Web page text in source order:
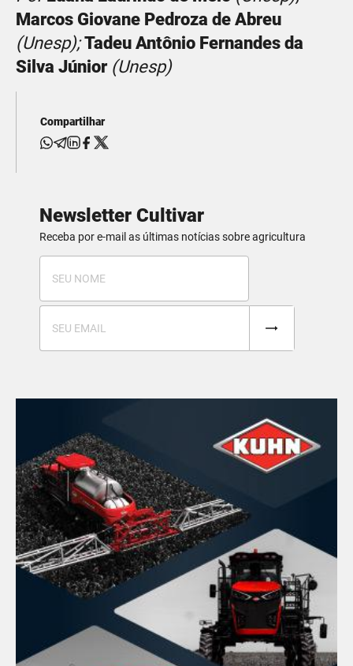
Marcos Giovane Pedroza de Abreu
(Unesp);Tadeu Antônio Fernandes da
Silva Júnior (Unesp)
Compartilhar
Newsletter Cultivar
Receba por e-mail as últimas notícias sobre agricultura